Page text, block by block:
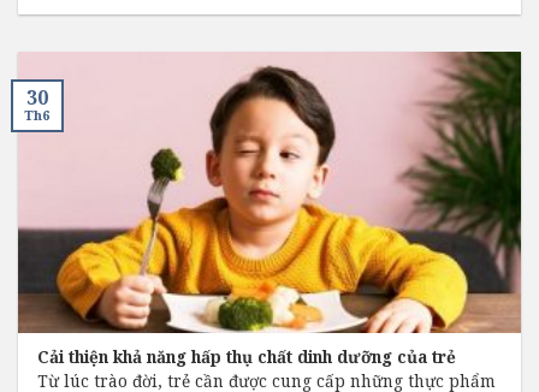
Cải thiện khả năng hấp thụ chất dinh dưỡng của trẻ
Từ lúc trào đời, trẻ cần được cung cấp những thực phẩm
30
Th6